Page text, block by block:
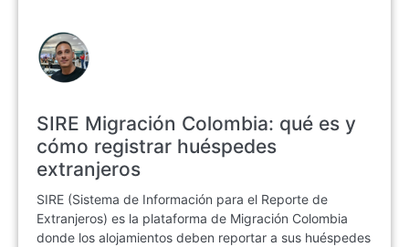
SIRE Migración Colombia: qué es y
cómo registrar huéspedes
extranjeros
SIRE (Sistema de Información para el Reporte de
Extranjeros) es la plataforma de Migración Colombia
donde los alojamientos deben reportar a sus huéspedes